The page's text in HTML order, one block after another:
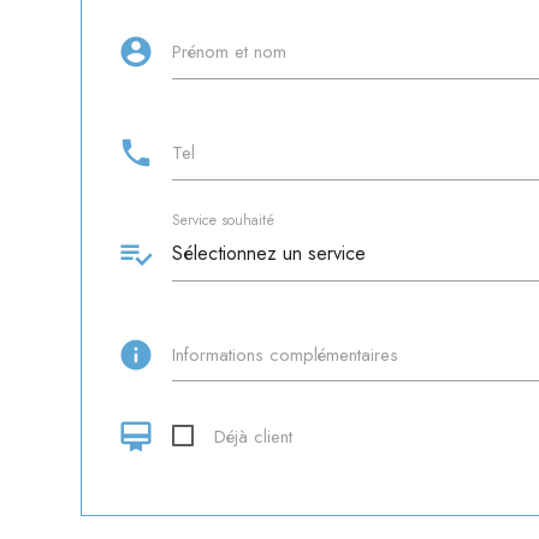
account_circle Prénom et nom
phone Tel
playlist_add_check
Service souhaité
info Informations complémentaires
card_membership Déjà client